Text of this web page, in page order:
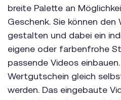
breite Palette an
Geschenk. Sie können
gestalten und dabei ein
eigene oder farbenfrohe
passende Videos
Wertgutschein gleich
werden. Das eingebaute